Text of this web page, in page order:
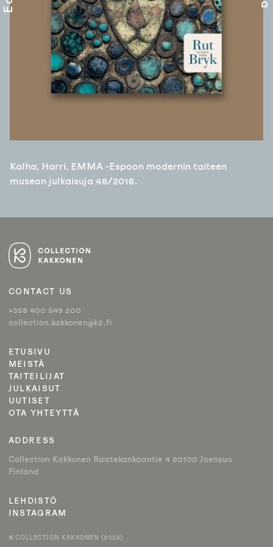
Kalha, Harri. EMMA -Espoon modernin taiteen
museon julkaisuja 48/2016.
ARTIKKELIEN
ETUSIVU
MEISTÄ
TAITEILIJAT
JULKAISUT
UUTISET
OTA YHTEYTTÄ
ADDRESS
Collection Kakkonen Raatekankaantie 4 80100 Joensuu
Finland
CONTACT US
+358 400 549 200
collection.kakkonen@k2.fi
LEHDISTÖ
INSTAGRAM
© COLLECTION KAKKONEN (2026)